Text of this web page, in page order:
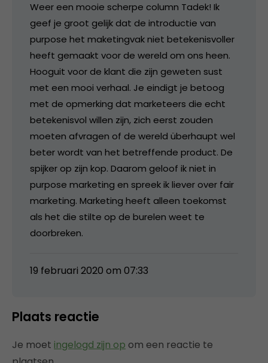
Weer een mooie scherpe column Tadek! Ik
geef je groot gelijk dat de introductie van
purpose het maketingvak niet betekenisvoller
heeft gemaakt voor de wereld om ons heen.
Hooguit voor de klant die zijn geweten sust
met een mooi verhaal. Je eindigt je betoog
met de opmerking dat marketeers die echt
betekenisvol willen zijn, zich eerst zouden
moeten afvragen of de wereld überhaupt wel
beter wordt van het betreffende product. De
spijker op zijn kop. Daarom geloof ik niet in
purpose marketing en spreek ik liever over fair
marketing. Marketing heeft alleen toekomst
als het die stilte op de burelen weet te
doorbreken.
19 februari 2020 om 07:33
Plaats reactie
Je moet ingelogd zijn op om een reactie te